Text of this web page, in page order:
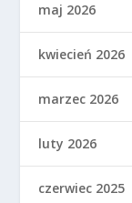
maj 2026
kwiecień 2026
marzec 2026
luty 2026
czerwiec 2025